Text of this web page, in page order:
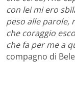
con lei mi ero
peso alle parole,
che coraggio
che fa per me a
compagno di